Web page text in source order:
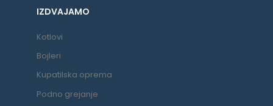
IZDVAJAMO
Kotlovi
Bojleri
Kupatilska oprema
Podno grejanje